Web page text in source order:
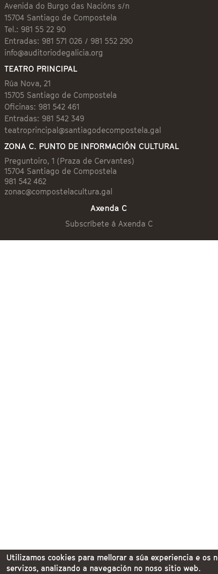
Avenida do Burgo das Nacións s/n
15704 Santiago de Compostela
Tel.: 981 55 22 90
Entradas: 981 571 026 / 981 552 290
info@auditoriodegalicia.org
TEATRO PRINCIPAL
Rúa Nova, 21
15705 Santiago de Compostela
Oficinas: 981 542 461
Entradas: 981 542 349
teatroprincipal@santiagodecompostela.gal
ZONA C. PUNTO DE INFORMACIÓN CULTURAL
Preguntoiro, 1 (Praza de Cervantes)
15704 Santiago de Compostela
981 542 462
zonac@compostelacultura.gal
Axenda C
Subscríbete á Axenda C
Utilizamos cookies para mellorar a súa experiencia e os
servizos, analizando a navegación no noso sitio web.